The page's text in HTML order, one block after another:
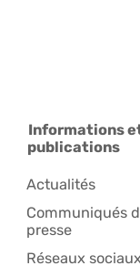
Informations
publications
Actualités
Communiqués
presse
Réseaux sociaux